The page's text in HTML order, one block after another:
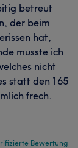
betreut
der beim
hat,
musste ich
nicht
statt den 165
frech.
Bewertung